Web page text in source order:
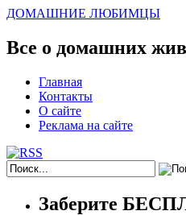
ДОМАШНИЕ ЛЮБИМЦЫ
Все о домашних
Главная
Контакты
О сайте
Реклама на сайте
Заберите